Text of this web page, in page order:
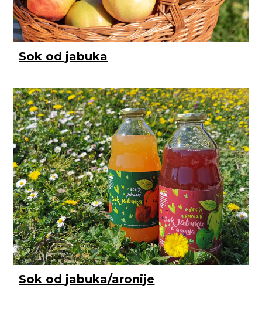
Sok od jabuka
Sok od jabuka/aronije